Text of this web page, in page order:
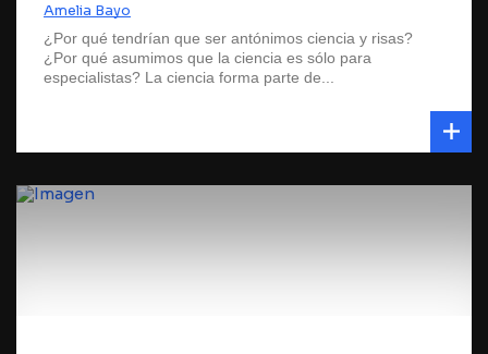
Amelia Bayo
¿Por qué tendrían que ser antónimos ciencia y risas?
¿Por qué asumimos que la ciencia es sólo para
especialistas? La ciencia forma parte de...